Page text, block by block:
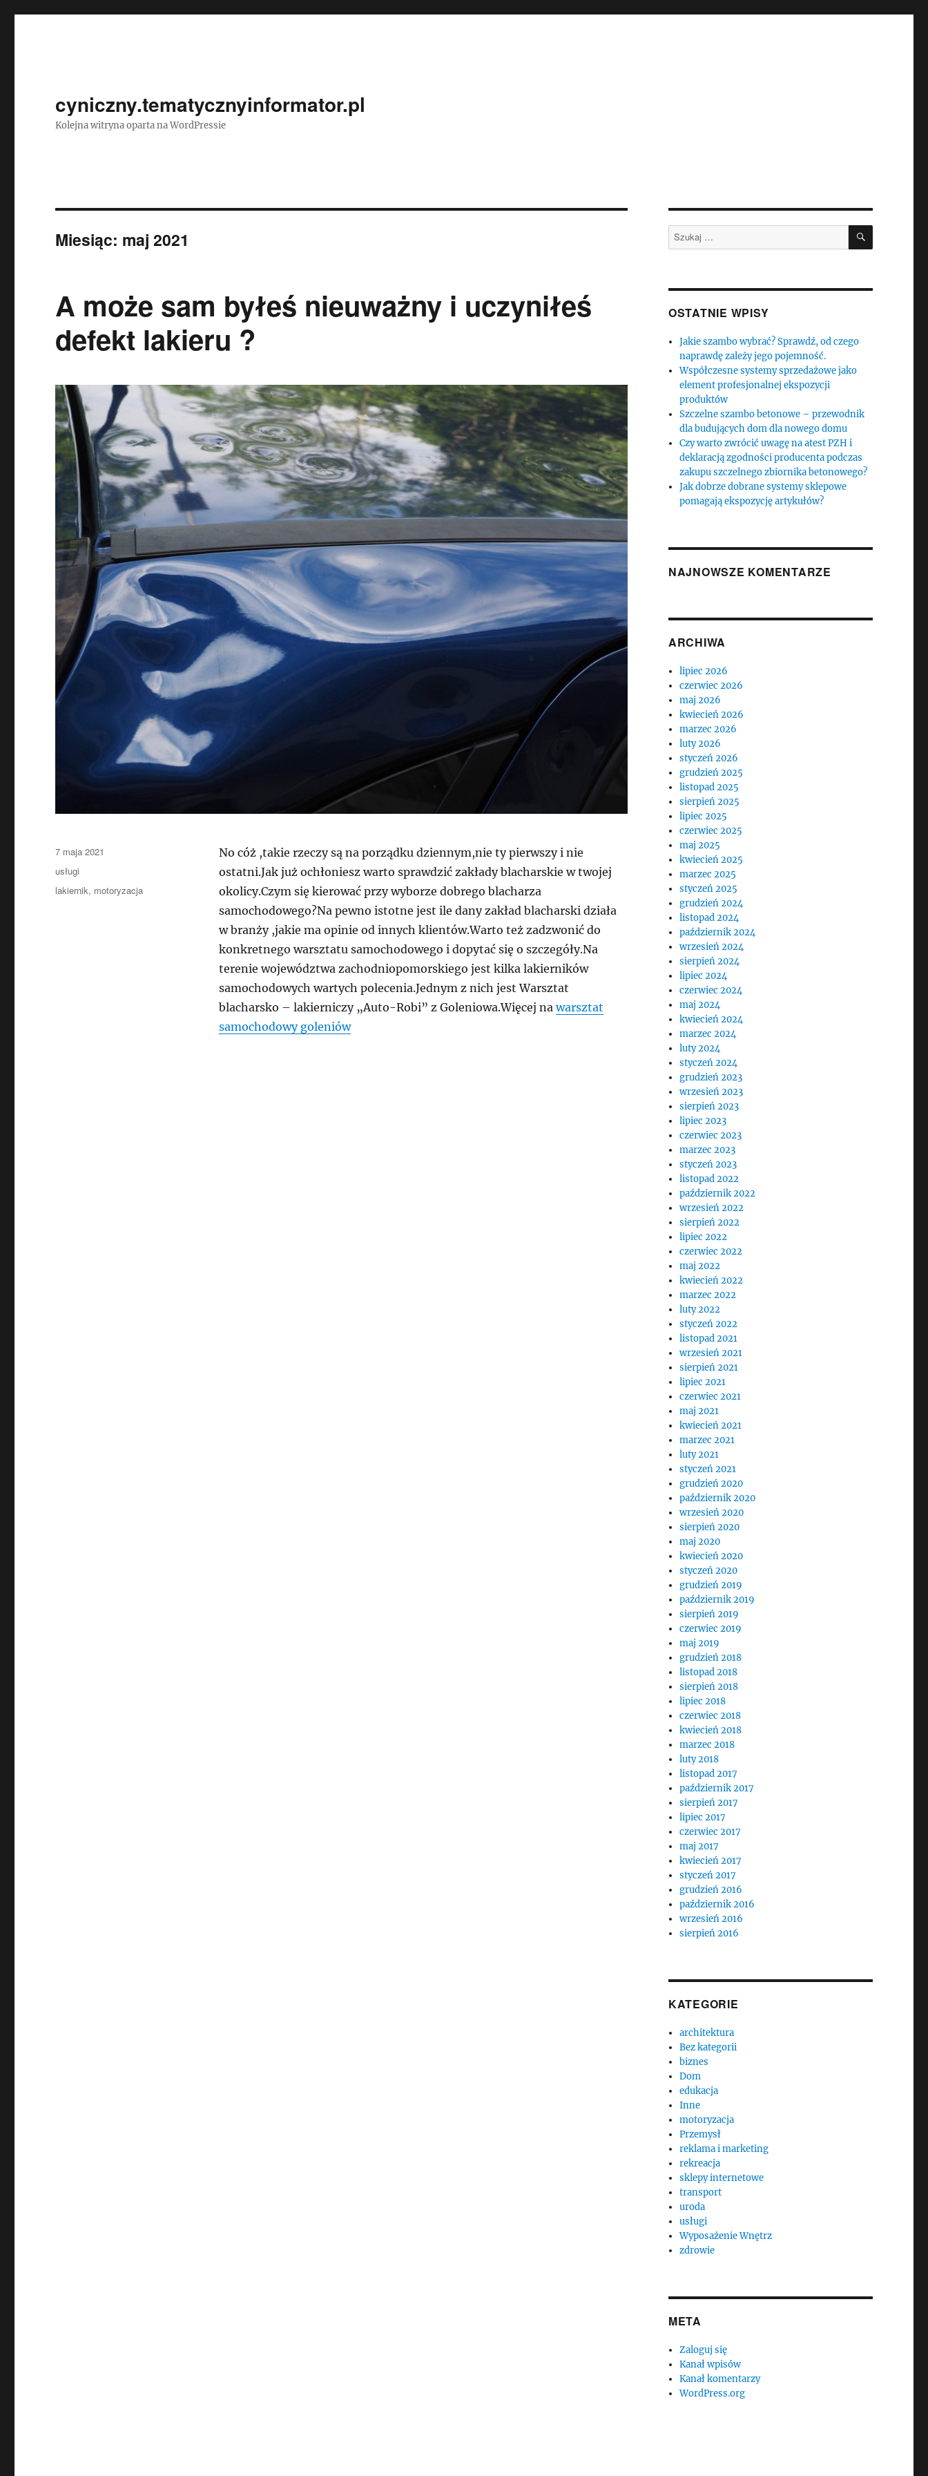
cyniczny.tematycznyinformator.pl
Kolejna witryna oparta na WordPressie
Miesiąc: maj 2021
A może sam byłeś nieuważny i uczyniłeś
defekt lakieru ?
No cóż ,takie rzeczy są na porządku dziennym,nie ty pierwszy i nie
ostatni.Jak już ochłoniesz warto sprawdzić zakłady blacharskie w twojej
okolicy.Czym się kierować przy wyborze dobrego blacharza
samochodowego?Na pewno istotne jest ile dany zakład blacharski działa
w branży ,jakie ma opinie od innych klientów.Warto też zadzwonić do
konkretnego warsztatu samochodowego i dopytać się o szczegóły.Na
terenie województwa zachodniopomorskiego jest kilka lakierników
samochodowych wartych polecenia.Jednym z nich jest Warsztat
blacharsko – lakierniczy „Auto-Robi” z Goleniowa.Więcej nawarsztat
samochodowy goleniów
Data
publikacji
7 maja 2021
Kategorie
usługi
Tagi
lakiernik, motoryzacja
Szukaj: SZUKAJ
OSTATNIE WPISY
Jakie szambo wybrać? Sprawdź, od czego
naprawdę zależy jego pojemność.
Współczesne systemy sprzedażowe jako
element profesjonalnej ekspozycji
produktów
Szczelne szambo betonowe – przewodnik
dla budujących dom dla nowego domu
Czy warto zwrócić uwagę na atest PZH i
deklaracją zgodności producenta podczas
zakupu szczelnego zbiornika betonowego?
Jak dobrze dobrane systemy sklepowe
pomagają ekspozycję artykułów?
NAJNOWSZE KOMENTARZE
ARCHIWA
lipiec 2026
czerwiec 2026
maj 2026
kwiecień 2026
marzec 2026
luty 2026
styczeń 2026
grudzień 2025
listopad 2025
sierpień 2025
lipiec 2025
czerwiec 2025
maj 2025
kwiecień 2025
marzec 2025
styczeń 2025
grudzień 2024
listopad 2024
październik 2024
wrzesień 2024
sierpień 2024
lipiec 2024
czerwiec 2024
maj 2024
kwiecień 2024
marzec 2024
luty 2024
styczeń 2024
grudzień 2023
wrzesień 2023
sierpień 2023
lipiec 2023
czerwiec 2023
marzec 2023
styczeń 2023
listopad 2022
październik 2022
wrzesień 2022
sierpień 2022
lipiec 2022
czerwiec 2022
maj 2022
kwiecień 2022
marzec 2022
luty 2022
styczeń 2022
listopad 2021
wrzesień 2021
sierpień 2021
lipiec 2021
czerwiec 2021
maj 2021
kwiecień 2021
marzec 2021
luty 2021
styczeń 2021
grudzień 2020
październik 2020
wrzesień 2020
sierpień 2020
maj 2020
kwiecień 2020
styczeń 2020
grudzień 2019
październik 2019
sierpień 2019
czerwiec 2019
maj 2019
grudzień 2018
listopad 2018
sierpień 2018
lipiec 2018
czerwiec 2018
kwiecień 2018
marzec 2018
luty 2018
listopad 2017
październik 2017
sierpień 2017
lipiec 2017
czerwiec 2017
maj 2017
kwiecień 2017
styczeń 2017
grudzień 2016
październik 2016
wrzesień 2016
sierpień 2016
KATEGORIE
architektura
Bez kategorii
biznes
Dom
edukacja
Inne
motoryzacja
Przemysł
reklama i marketing
rekreacja
sklepy internetowe
transport
uroda
usługi
Wyposażenie Wnętrz
zdrowie
META
Zaloguj się
Kanał wpisów
Kanał komentarzy
WordPress.org